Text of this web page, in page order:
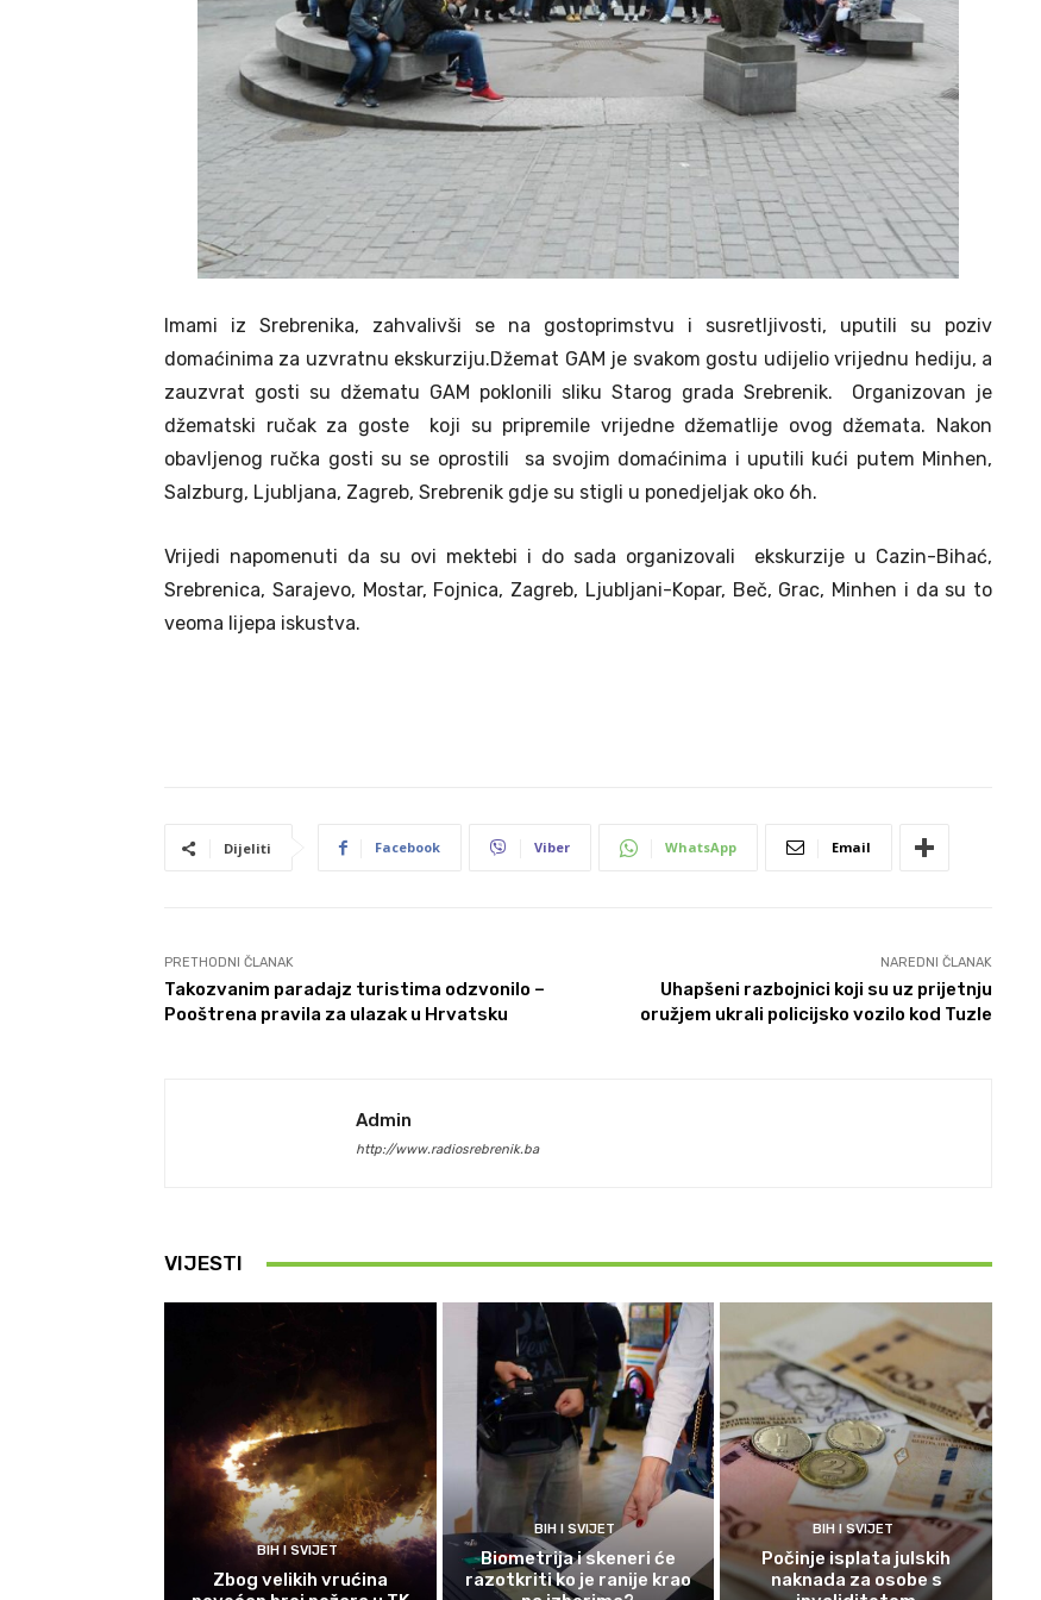
Imami iz Srebrenika, zahvalivši se na gostoprimstvu i susretljivosti, uputili su poziv
domaćinima za uzvratnu ekskurziju.Džemat GAM je svakom gostu udijelio vrijednu hediju, a
zauzvrat gosti su džematu GAM poklonili sliku Starog grada Srebrenik. Organizovan je
džematski ručak za goste koji su pripremile vrijedne džematlije ovog džemata. Nakon
obavljenog ručka gosti su se oprostili sa svojim domaćinima i uputili kući putem Minhen,
Salzburg, Ljubljana, Zagreb, Srebrenik gdje su stigli u ponedjeljak oko 6h.
Vrijedi napomenuti da su ovi mektebi i do sada organizovali ekskurzije u Cazin-Bihać,
Srebrenica, Sarajevo, Mostar, Fojnica, Zagreb, Ljubljani-Kopar, Beč, Grac, Minhen i da su to
veoma lijepa iskustva.
Dijeliti Facebook Viber WhatsApp Email
PRETHODNI ČLANAK
Takozvanim paradajz turistima odzvonilo –
Pooštrena pravila za ulazak u Hrvatsku
NAREDNI ČLANAK
Uhapšeni razbojnici koji su uz prijetnju
oružjem ukrali policijsko vozilo kod Tuzle
Admin
http://www.radiosrebrenik.ba
VIJESTI
BIH I SVIJET
Zbog velikih vrućina
BIH I SVIJET
Biometrija i skeneri će
razotkriti ko je ranije krao
BIH I SVIJET
Počinje isplata julskih
naknada za osobe s